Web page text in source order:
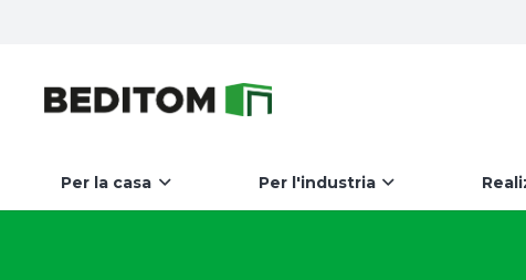
Per la casa Per l'industria